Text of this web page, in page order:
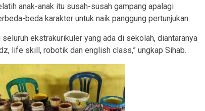
anak-anak itu susah-susah gampang apalagi
beda karakter untuk naik panggung pertunjukan.
ekstrakurikuler yang ada di sekolah, diantaranya
life skill, robotik dan english class,” ungkap Sihab.